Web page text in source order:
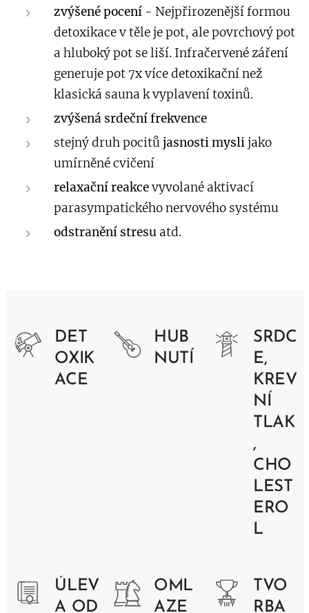
zvýšené pocení - Nejpřirozenější formou
detoxikace v těle je pot, ale povrchový pot
a hluboký pot se liší. Infračervené záření
generuje pot 7x více detoxikační než
klasická sauna k vyplavení toxinů.
zvýšená srdeční frekvence
stejný druh pocitů jasnosti myslijako
umírněné cvičení
relaxační reakcevyvolané aktivací
parasympatického nervového systému
odstranění stresu atd.
DET
OXIK
ACE
HUB
NUTÍ
SRDC
E,
KREV
NÍ
TLAK
,
CHO
LEST
ERO
L
ÚLEV
A OD
OML
AZE
TVO
RBA